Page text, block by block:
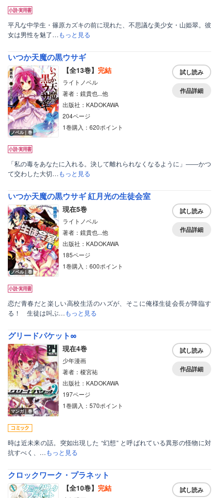
平凡な中学生・篠原カズキの前に現れた、不思議な美少女・山姫翠。彼
女は男性を魅了…もっと見る
いつか天魔の黒ウサギ
ノベル｜巻
【全13巻】 完結
ライトノベル
著者：鏡貴也...他
出版社：KADOKAWA
204ページ
1巻購入：620ポイント
試し読み
作品詳細
「私の毒をあなたに入れる。決して離れられなくなるように」――かつ
て交わした大切…もっと見る
いつか天魔の黒ウサギ 紅月光の生徒会室
ノベル｜巻
現在5巻
ライトノベル
著者：鏡貴也...他
出版社：KADOKAWA
185ページ
1巻購入：600ポイント
試し読み
作品詳細
恋だ青春だと楽しい高校生活のハズが、そこに俺様生徒会長が降臨す
る！ 生徒は叫ぶ…もっと見る
グリードパケット∞
マンガ｜巻
現在4巻
少年漫画
著者：榎宮祐
出版社：KADOKAWA
197ページ
1巻購入：570ポイント
試し読み
作品詳細
時は近未来の話。突如出現した “幻想” と呼ばれている異形の怪物に対
抗すべく、…もっと見る
クロックワーク・プラネット
【全10巻】 完結 試し読み
ボーイズラブ